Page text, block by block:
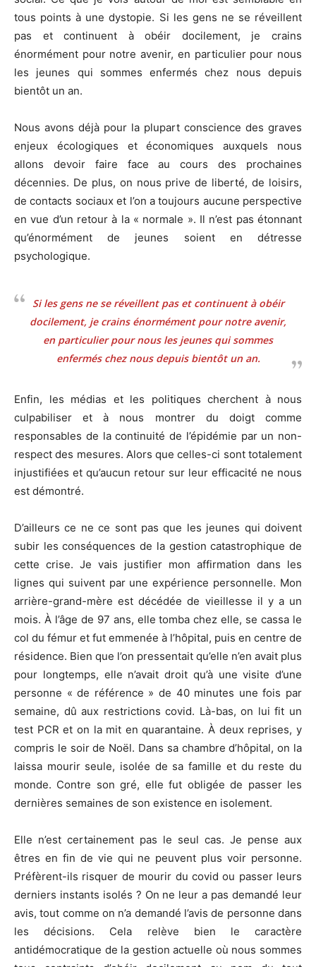
tous points à une dystopie. Si les gens ne se réveillent
pas et continuent à obéir docilement, je crains
énormément pour notre avenir, en particulier pour nous
les jeunes qui sommes enfermés chez nous depuis
bientôt un an.
Nous avons déjà pour la plupart conscience des graves
enjeux écologiques et économiques auxquels nous
allons devoir faire face au cours des prochaines
décennies. De plus, on nous prive de liberté, de loisirs,
de contacts sociaux et l’on a toujours aucune perspective
en vue d’un retour à la « normale ». Il n’est pas étonnant
qu’énormément de jeunes soient en détresse
psychologique.
Si les gens ne se réveillent pas et continuent à obéir
docilement, je crains énormément pour notre avenir,
en particulier pour nous les jeunes qui sommes
enfermés chez nous depuis bientôt un an.
Enfin, les médias et les politiques cherchent à nous
culpabiliser et à nous montrer du doigt comme
responsables de la continuité de l’épidémie par un non-
respect des mesures. Alors que celles-ci sont totalement
injustifiées et qu’aucun retour sur leur efficacité ne nous
est démontré.
D’ailleurs ce ne ce sont pas que les jeunes qui doivent
subir les conséquences de la gestion catastrophique de
cette crise. Je vais justifier mon affirmation dans les
lignes qui suivent par une expérience personnelle. Mon
arrière-grand-mère est décédée de vieillesse il y a un
mois. À l’âge de 97 ans, elle tomba chez elle, se cassa le
col du fémur et fut emmenée à l’hôpital, puis en centre de
résidence. Bien que l’on pressentait qu’elle n’en avait plus
pour longtemps, elle n’avait droit qu’à une visite d’une
personne « de référence » de 40 minutes une fois par
semaine, dû aux restrictions covid. Là-bas, on lui fit un
test PCR et on la mit en quarantaine. À deux reprises, y
compris le soir de Noël. Dans sa chambre d’hôpital, on la
laissa mourir seule, isolée de sa famille et du reste du
monde. Contre son gré, elle fut obligée de passer les
dernières semaines de son existence en isolement.
Elle n’est certainement pas le seul cas. Je pense aux
êtres en fin de vie qui ne peuvent plus voir personne.
Préfèrent-ils risquer de mourir du covid ou passer leurs
derniers instants isolés ? On ne leur a pas demandé leur
avis, tout comme on n’a demandé l’avis de personne dans
les décisions. Cela relève bien le caractère
antidémocratique de la gestion actuelle où nous sommes